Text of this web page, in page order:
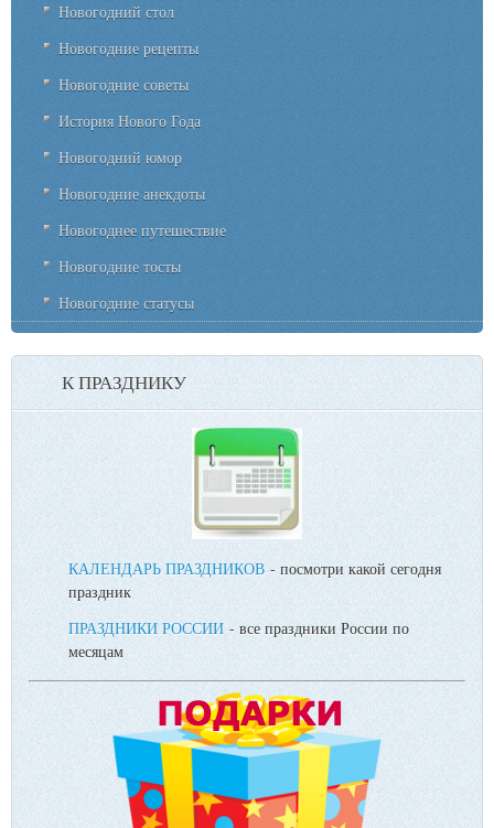
Новогодний стол
Новогодние рецепты
Новогодние советы
История Нового Года
Новогодний юмор
Новогодние анекдоты
Новогоднее путешествие
Новогодние тосты
Новогодние статусы
К ПРАЗДНИКУ
КАЛЕНДАРЬ ПРАЗДНИКОВ- посмотри какой сегодня
праздник
ПРАЗДНИКИ РОССИИ- все праздники России по
месяцам